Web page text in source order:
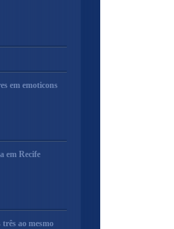
em emoticons
em Recife
ao mesmo